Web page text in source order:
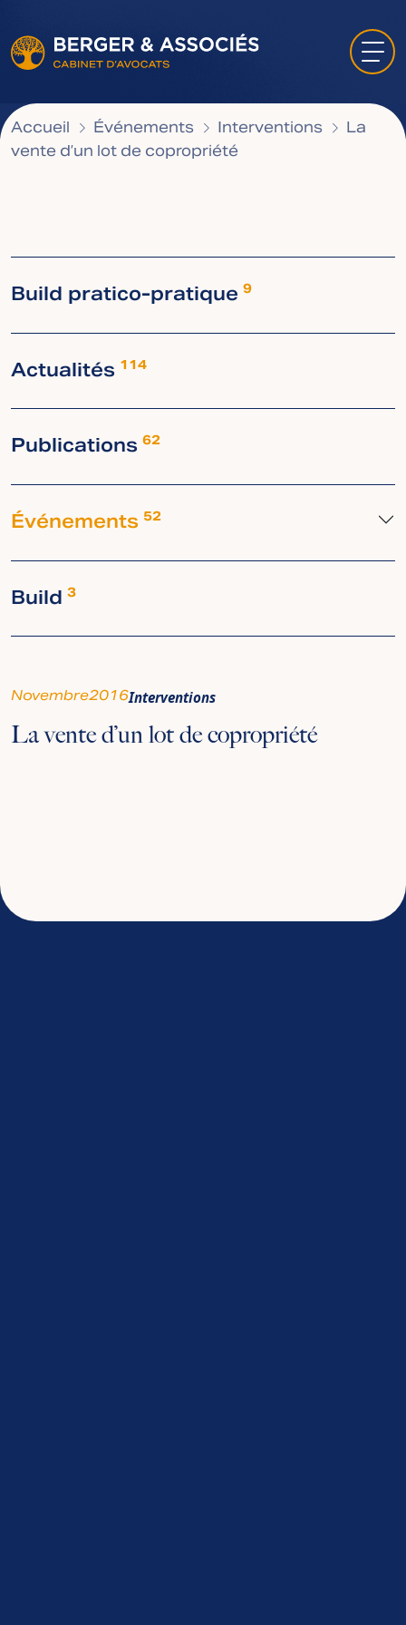
Accueil Événements Interventions La
vente d’un lot de copropriété
Build pratico-pratique 9
Actualités 114
Publications 62
Événements 52
Build 3
Novembre2016Interventions
La vente d’un lot de copropriété